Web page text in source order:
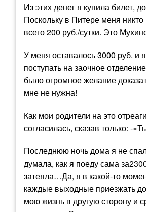
Из этих денег я купила билет,
Поскольку в Питере меня
всего 200 руб./сутки. Это
У меня оставалось 3000 руб. и
поступать на заочное
было огромное желание
мне не нужна!
Как мои родители на это
согласилась, сказав только: -
Последнюю ночь дома я не
думала, как я поеду сама
затеяла…Да, я в какой-то
каждые выходные приезжать
мою жизнь в другую сторону и